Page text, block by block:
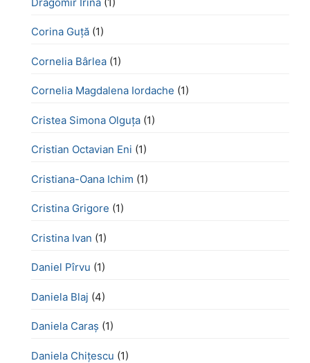
Corina Guță (1)
Cornelia Bârlea (1)
Cornelia Magdalena Iordache (1)
Cristea Simona Olguța (1)
Cristian Octavian Eni (1)
Cristiana-Oana Ichim (1)
Cristina Grigore (1)
Cristina Ivan (1)
Daniel Pîrvu (1)
Daniela Blaj (4)
Daniela Caraș (1)
Daniela Chiţescu (1)